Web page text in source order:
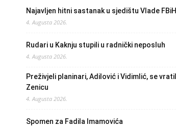
Najavljen hitni sastanak u sjedištu Vlade FBiH
4. Augusta 2026.
Rudari u Kaknju stupili u radnički neposluh
4. Augusta 2026.
Preživjeli planinari, Adilović i Vidimlić, se
Zenicu
4. Augusta 2026.
Spomen za Fadila Imamovića